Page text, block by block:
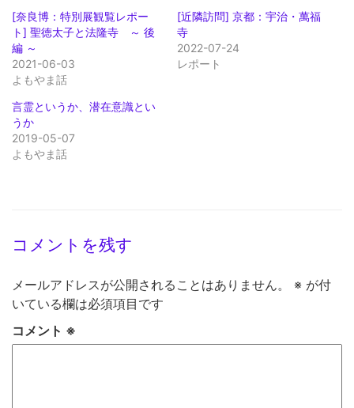
[奈良博：特別展観覧レポー
ト] 聖徳太子と法隆寺 ～ 後
編 ～
2021-06-03
よもやま話
[近隣訪問] 京都：宇治・萬福
寺
2022-07-24
レポート
言霊というか、潜在意識とい
うか
2019-05-07
よもやま話
コメントを残す
メールアドレスが公開されることはありません。 ※ が付
いている欄は必須項目です
コメント ※